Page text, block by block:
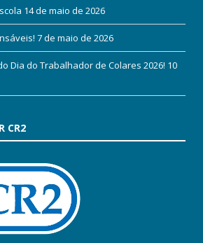
14 de maio de 2026
7 de maio de 2026
Dia do Trabalhador de Colares 2026! 10
CR2